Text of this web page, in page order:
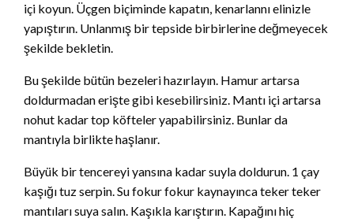
içi koyun. Üçgen biçiminde kapatın, kenarlannı elinizle
yapıştırın. Unlanmış bir tepside birbirlerine değmeyecek
şekilde bekletin.
Bu şekilde bütün bezeleri hazırlayın. Hamur artarsa
doldurmadan erişte gibi kesebilirsiniz. Mantı içi artarsa
nohut kadar top köfteler yapabilirsiniz. Bunlar da
mantıyla birlikte haşlanır.
Büyük bir tencereyi yansına kadar suyla doldurun. 1 çay
kaşığı tuz serpin. Su fokur fokur kaynayınca teker teker
mantıları suya salın. Kaşıkla karıştırın. Kapağını hiç